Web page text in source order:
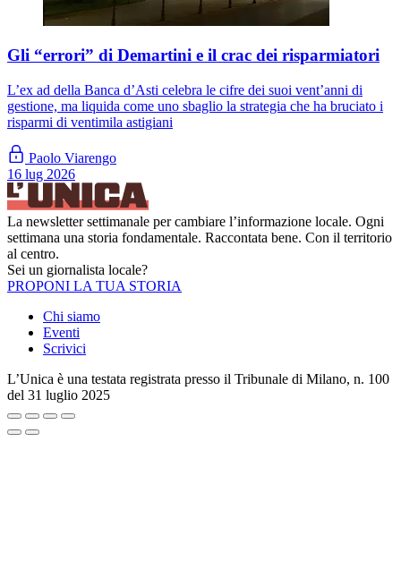
Gli “errori” di Demartini e il crac dei risparmiatori
L’ex ad della Banca d’Asti celebra le cifre dei suoi vent’anni di
gestione, ma liquida come uno sbaglio la strategia che ha bruciato i
risparmi di ventimila astigiani
Paolo Viarengo
16 lug 2026
La newsletter settimanale per cambiare l’informazione locale. Ogni
settimana una storia fondamentale. Raccontata bene. Con il territorio
al centro.
Sei un giornalista locale?
PROPONI LA TUA STORIA
Chi siamo
Eventi
Scrivici
L’Unica è una testata registrata presso il Tribunale di Milano, n. 100
del 31 luglio 2025